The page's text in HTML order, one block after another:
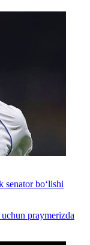
bo‘lishi
praymerizda